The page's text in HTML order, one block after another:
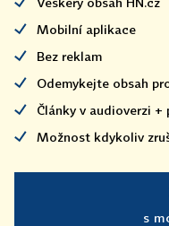
Mobilní aplikace
Bez reklam
Odemykejte obsah
Články v audioverzi +
Možnost kdykoliv
s